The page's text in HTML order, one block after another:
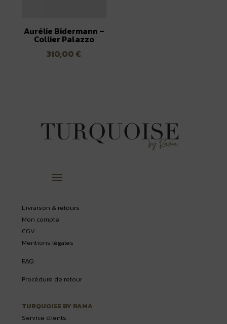
Aurélie Bidermann –
Collier Palazzo
310,00 €
Livraison & retours
Mon compte
CGV
Mentions légales
FAQ
Procédure de retour
TURQUOISE BY RAMA
Service clients